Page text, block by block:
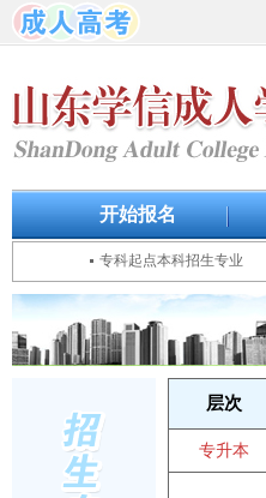
开始报名
专科起点本科招生专业
层次
专升本